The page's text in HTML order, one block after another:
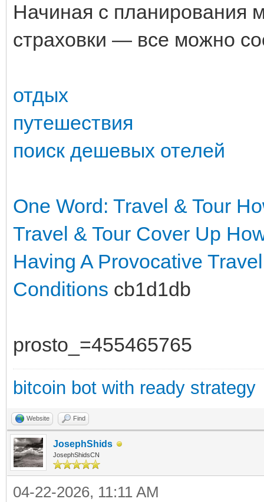
Начиная с планирования
страховки — все можно
отдых
путешествия
поиск дешевых отелей
One Word: Travel & Tour
Travel & Tour Cover Up
Having A Provocative
Conditions cb1d1db
prosto_=455465765
bitcoin bot with ready strategy
Website Find
JosephShids
JosephShidsCN
04-22-2026, 11:11 AM